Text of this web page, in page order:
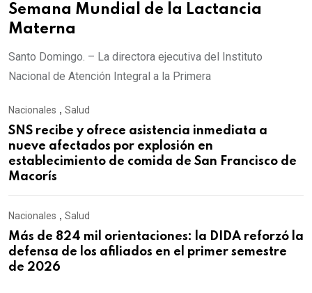
Semana Mundial de la Lactancia
Materna
Santo Domingo. – La directora ejecutiva del Instituto
Nacional de Atención Integral a la Primera
Nacionales , Salud
SNS recibe y ofrece asistencia inmediata a
nueve afectados por explosión en
establecimiento de comida de San Francisco de
Macorís
Nacionales , Salud
Más de 824 mil orientaciones: la DIDA reforzó la
defensa de los afiliados en el primer semestre
de 2026